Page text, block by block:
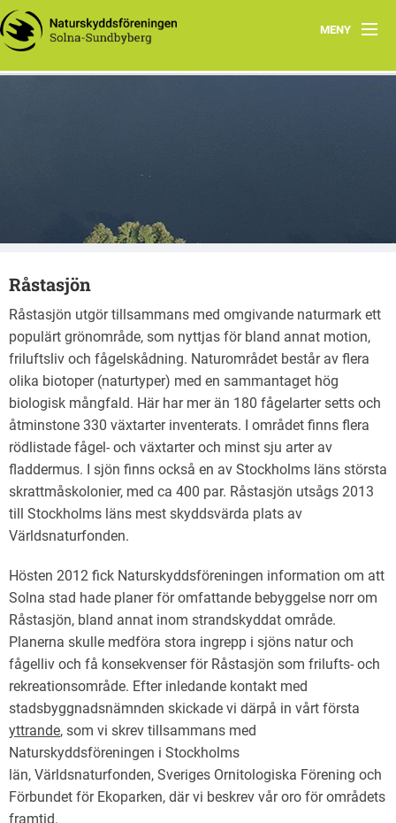
MENY
Hem
Dokument
Råstasjön
Råstasjön utgör tillsammans med omgivande naturmark ett
populärt grönområde, som nyttjas för bland annat motion,
friluftsliv och fågelskådning. Naturområdet består av flera
olika biotoper (naturtyper) med en sammantaget hög
biologisk mångfald. Här har mer än 180 fågelarter setts och
åtminstone 330 växtarter inventerats. I området finns flera
rödlistade fågel- och växtarter och minst sju arter av
fladdermus. I sjön finns också en av Stockholms läns största
skrattmåskolonier, med ca 400 par. Råstasjön utsågs 2013
till Stockholms läns mest skyddsvärda plats av
Världsnaturfonden.
Hösten 2012 fick Naturskyddsföreningen information om att
Solna stad hade planer för omfattande bebyggelse norr om
Råstasjön, bland annat inom strandskyddat område.
Planerna skulle medföra stora ingrepp i sjöns natur och
fågelliv och få konsekvenser för Råstasjön som frilufts- och
rekreationsområde. Efter inledande kontakt med
stadsbyggnadsnämnden skickade vi därpå in vårt första
yttrande, som vi skrev tillsammans med
Naturskyddsföreningen i Stockholms
län, Världsnaturfonden, Sveriges Ornitologiska Förening och
Förbundet för Ekoparken, där vi beskrev vår oro för områdets
framtid.